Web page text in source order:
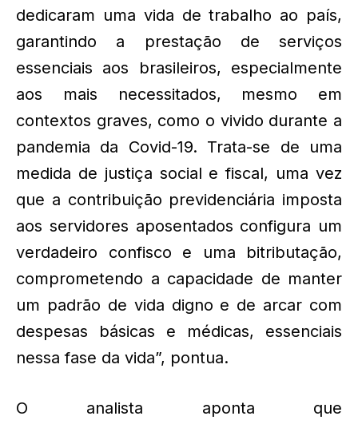
dedicaram uma vida de trabalho ao país,
garantindo a prestação de serviços
essenciais aos brasileiros, especialmente
aos mais necessitados, mesmo em
contextos graves, como o vivido durante a
pandemia da Covid-19. Trata-se de uma
medida de justiça social e fiscal, uma vez
que a contribuição previdenciária imposta
aos servidores aposentados configura um
verdadeiro confisco e uma bitributação,
comprometendo a capacidade de manter
um padrão de vida digno e de arcar com
despesas básicas e médicas, essenciais
nessa fase da vida”, pontua.
O analista aponta que